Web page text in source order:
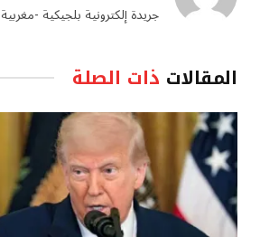
جريدة إلكترونية بلجيكية -
المقالات ذات الصلة